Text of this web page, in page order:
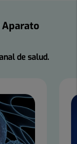
de salud.